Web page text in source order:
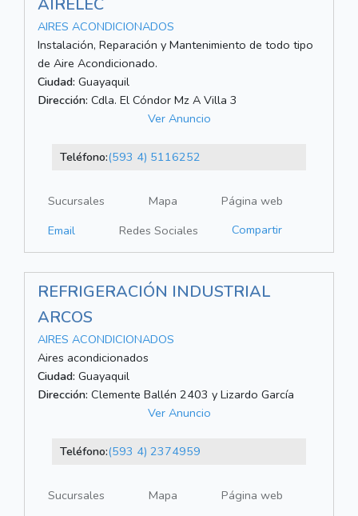
AIRES ACONDICIONADOS
Instalación, Reparación y Mantenimiento de todo tipo
de Aire Acondicionado.
Ciudad: Guayaquil
Dirección: Cdla. El Cóndor Mz A Villa 3
Ver Anuncio
Teléfono:(593 4) 5116252
Sucursales Mapa
Página web
Email
Redes Sociales Compartir
REFRIGERACIÓN INDUSTRIAL
ARCOS
AIRES ACONDICIONADOS
Aires acondicionados
Ciudad: Guayaquil
Dirección: Clemente Ballén 2403 y Lizardo García
Ver Anuncio
Teléfono:(593 4) 2374959
Sucursales Mapa
Página web